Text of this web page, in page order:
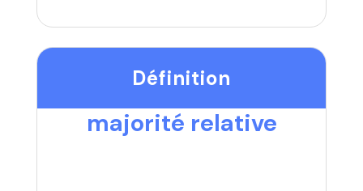
Définition
majorité relative